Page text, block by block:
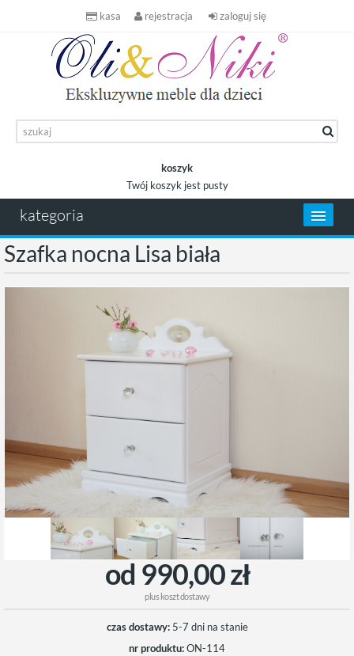
kasa rejestracja zaloguj się
koszyk
Twój koszyk jest pusty
kategoria
Szafka nocna Lisa biała
od 990,00 zł
pluskoszt dostawy
czas dostawy: 5-7 dni na stanie
nr produktu:ON-114